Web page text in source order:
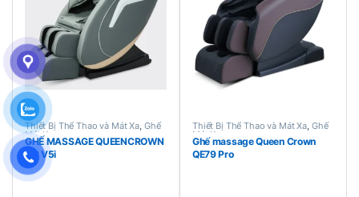
Thiết Bị Thể Thao và Mát Xa, Ghế
Mát Xa
GHẾ MASSAGE QUEENCROWN
QC V5i
Thiết Bị Thể Thao và Mát Xa, Ghế
Mát Xa
Ghế massage Queen Crown
QE79 Pro